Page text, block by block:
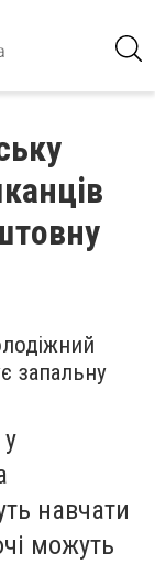
запальну
навчати
можуть